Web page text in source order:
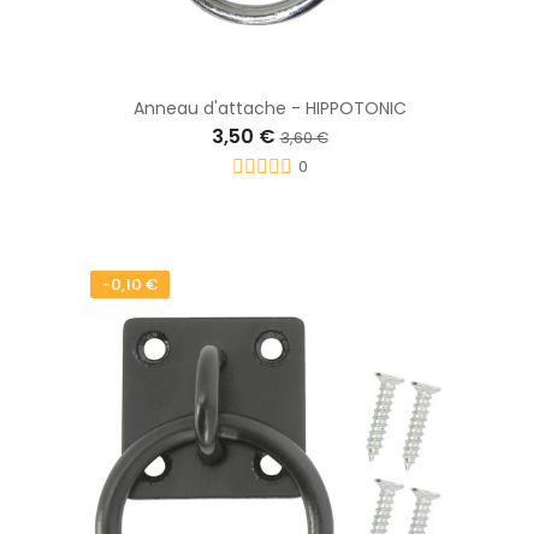
Anneau d'attache - HIPPOTONIC
3,50 €3,60 €
0
-0,10 €